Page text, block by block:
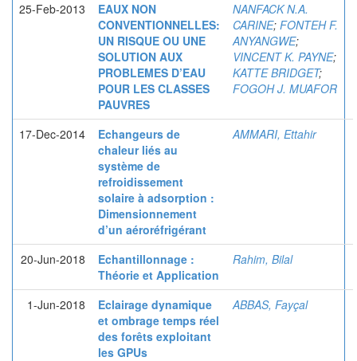
25-Feb-2013
EAUX NON
CONVENTIONNELLES:
UN RISQUE OU UNE
SOLUTION AUX
PROBLEMES D’EAU
POUR LES CLASSES
PAUVRES
NANFACK N.A.
CARINE; FONTEH F.
ANYANGWE;
VINCENT K. PAYNE;
KATTE BRIDGET;
FOGOH J. MUAFOR
17-Dec-2014
Echangeurs de
chaleur liés au
système de
refroidissement
solaire à adsorption :
Dimensionnement
d’un aéroréfrigérant
AMMARI, Ettahir
20-Jun-2018
Echantillonnage :
Théorie et Application
Rahim, Bilal
1-Jun-2018
Eclairage dynamique
et ombrage temps réel
des forêts exploitant
les GPUs
ABBAS, Fayçal